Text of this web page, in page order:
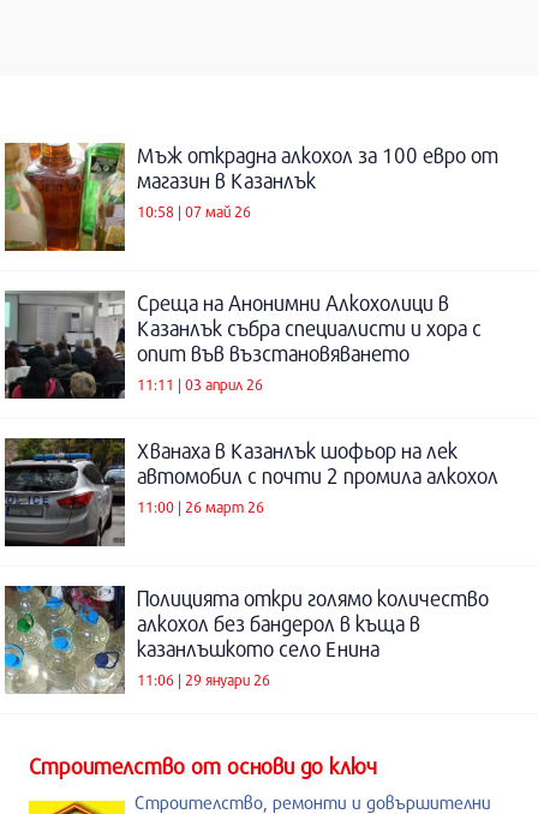
Мъж открадна алкохол за 100 евро от
магазин в Казанлък
10:58 | 07 май 26
Среща на Анонимни Алкохолици в
Казанлък събра специалисти и хора с
опит във възстановяването
11:11 | 03 април 26
Хванаха в Казанлък шофьор на лек
автомобил с почти 2 промила алкохол
11:00 | 26 март 26
Полицията откри голямо количество
алкохол без бандерол в къща в
казанлъшкото село Енина
11:06 | 29 януари 26
Строителство от основи до ключ
Строителство, ремонти и довършителни